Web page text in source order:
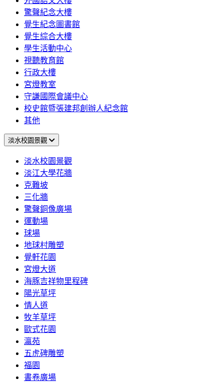
驚聲紀念大樓
覺生紀念圖書館
覺生綜合大樓
學生活動中心
視聽教育館
行政大樓
宮燈教室
守謙國際會議中心
校史館暨張建邦創辦人紀念館
其他
淡水校園景觀
淡水校園景觀
淡江大學花牆
克難坡
三化牆
驚聲銅像廣場
運動場
球場
地球村雕塑
覺軒花園
宮燈大道
海豚吉祥物里程碑
陽光草坪
情人道
牧羊草坪
歐式花園
瀛苑
五虎碑雕塑
福園
書卷廣場